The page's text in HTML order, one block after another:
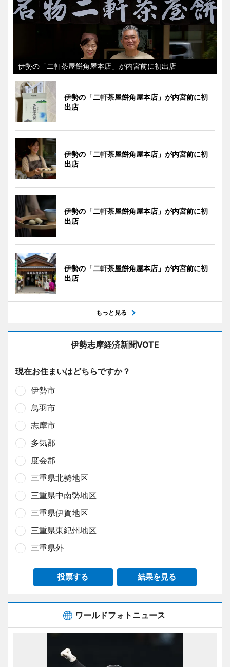
伊勢の「二軒茶屋餅角屋本店」が内宮前に初出店
伊勢の「二軒茶屋餅角屋本店」が内宮前に初
出店
伊勢の「二軒茶屋餅角屋本店」が内宮前に初
出店
伊勢の「二軒茶屋餅角屋本店」が内宮前に初
出店
伊勢の「二軒茶屋餅角屋本店」が内宮前に初
出店
もっと見る
伊勢志摩経済新聞VOTE
現在お住まいはどちらですか？
伊勢市
鳥羽市
志摩市
多気郡
度会郡
三重県北勢地区
三重県中南勢地区
三重県伊賀地区
三重県東紀州地区
三重県外
投票する 結果を見る
ワールドフォトニュース